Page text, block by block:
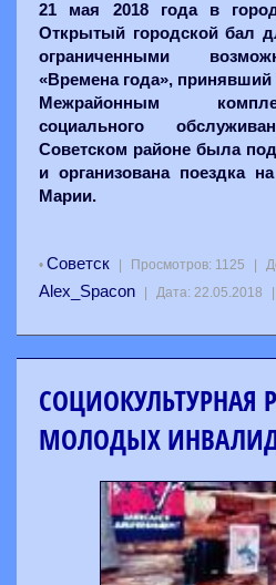
21 мая 2018 года в
Открытый городской бал
ограниченными
«Времена года», принявший
Межрайонным
социального
Советском районе была
и организована поездка
Марии.
• Советск Просмотров: 1125
Alex_Spacon Дата: 22.05.2018
СОЦИОКУЛЬТУРНАЯ
МОЛОДЫХ